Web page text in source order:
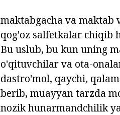
maktabgacha va
qog'oz salfetkalar chiqib
Bu uslub, bu kun uning
o'qituvchilar va ota-
dastro'mol, qaychi,
berib, muayyan tarzda
nozik hunarmandchilik